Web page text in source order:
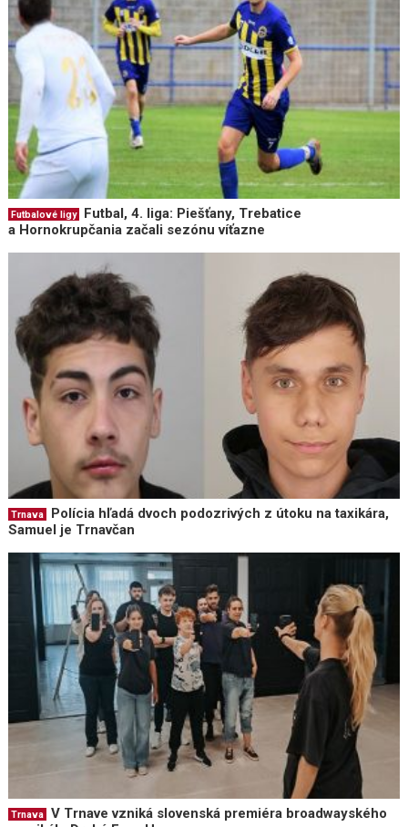
Futbalové ligy
Futbal, 4. liga: Piešťany, Trebatice
a Hornokrupčania začali sezónu víťazne
Trnava
Polícia hľadá dvoch podozrivých z útoku na taxikára,
Samuel je Trnavčan
Trnava
V Trnave vzniká slovenská premiéra broadwayského